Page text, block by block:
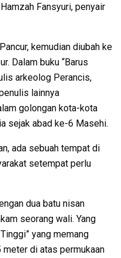
Fansyuri, penyair
kemudian diubah ke
Dalam buku “Barus
arkeolog Perancis,
lainnya
golongan kota-kota
sejak abad ke-6 Masehi.
ada sebuah tempat di
setempat perlu
dua batu nisan
seorang wali. Yang
yang memang
di atas permukaan